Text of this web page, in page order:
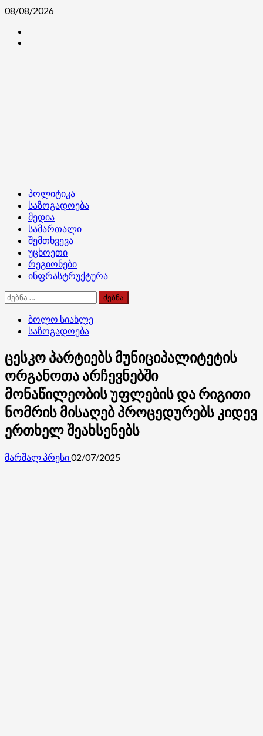
Skip
content
08/08/2026
Primary
Menu
პოლიტიკა
საზოგადოება
მედია
სამართალი
შემთხვევა
უცხოეთი
რეგიონები
ინფრასტრუქტურა
ძებნა:
ბოლო სიახლე
საზოგადოება
ცესკო პარტიებს მუნიციპალიტეტის
ორგანოთა არჩევნებში
მონაწილეობის უფლების და რიგითი
ნომრის მისაღებ პროცედურებს კიდევ
ერთხელ შეახსენებს
მარშალ პრესი02/07/2025